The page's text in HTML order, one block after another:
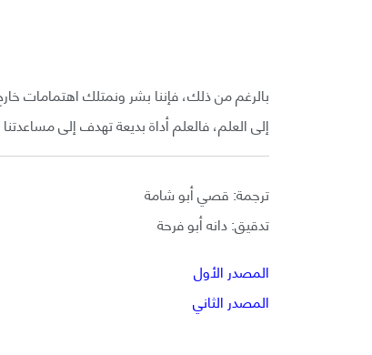
بالرغم من ذلك، فإننا بشر ونمتلك اهتمامات
إلى العلم، فالعلم أداة بديعة تهدف إلى
ترجمة: قصي أبو شامة
تدقيق: دانه أبو فرحة
المصدر الأول
المصدر الثاني